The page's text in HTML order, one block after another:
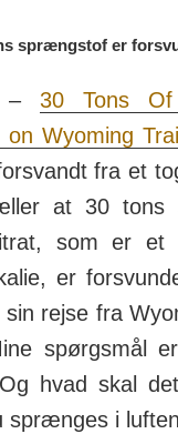
sprængstof er
– 30 Tons Of
on Wyoming
fra et
at 30 tons
som er
er
rejse fra
spørgs­mål
hvad skal
sprænges i